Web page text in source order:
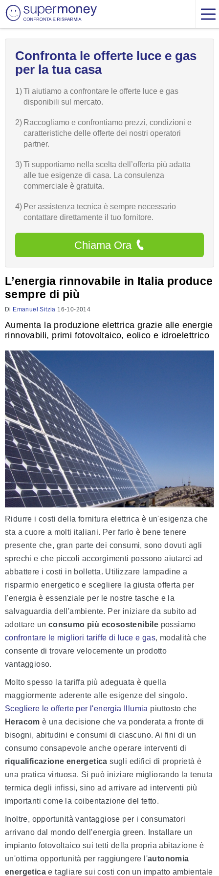
Confronta le offerte luce e gas
per la tua casa
1)Ti aiutiamo a confrontare le offerte luce e gas
disponibili sul mercato.
2) Raccogliamo e confrontiamo prezzi, condizioni e
caratteristiche delle offerte dei nostri operatori
partner.
3)Ti supportiamo nella scelta dell’offerta più adatta
alle tue esigenze di casa. La consulenza
commerciale è gratuita.
4) Per assistenza tecnica è sempre necessario
contattare direttamente il tuo fornitore.
Chiama Ora
L’energia rinnovabile in Italia produce
sempre di più
Di Emanuel Sitzia 16-10-2014
Aumenta la produzione elettrica grazie alle energie
rinnovabili, primi fotovoltaico, eolico e idroelettrico
Ridurre i costi della fornitura elettrica è un'esigenza che
sta a cuore a molti italiani. Per farlo è bene tenere
presente che, gran parte dei consumi, sono dovuti agli
sprechi e che piccoli accorgimenti possono aiutarci ad
abbattere i costi in bolletta. Utilizzare lampadine a
risparmio energetico e scegliere la giusta offerta per
l'energia è essenziale per le nostre tasche e la
salvaguardia dell'ambiente. Per iniziare da subito ad
adottare un consumo più ecosostenibile possiamo
confrontare le migliori tariffe di luce e gas, modalità che
consente di trovare velocemente un prodotto
vantaggioso.
Molto spesso la tariffa più adeguata è quella
maggiormente aderente alle esigenze del singolo.
Scegliere le offerte per l'energia Illumia piuttosto che
Heracom è una decisione che va ponderata a fronte di
bisogni, abitudini e consumi di ciascuno. Ai fini di un
consumo consapevole anche operare interventi di
riqualificazione energetica sugli edifici di proprietà è
una pratica virtuosa. Si può iniziare migliorando la tenuta
termica degli infissi, sino ad arrivare ad interventi più
importanti come la coibentazione del tetto.
Inoltre, opportunità vantaggiose per i consumatori
arrivano dal mondo dell'energia green. Installare un
impianto fotovoltaico sui tetti della propria abitazione è
un'ottima opportunità per raggiungere l'autonomia
energetica e tagliare sui costi con un impatto ambientale